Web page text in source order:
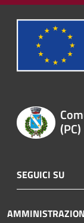
(PC)
SEGUICI SU